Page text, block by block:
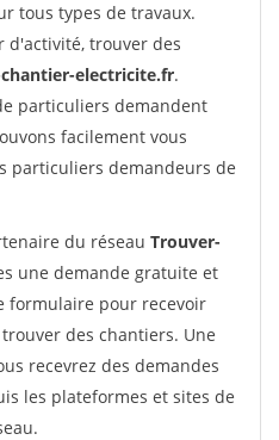
tous types de travaux.
d'activité, trouver des
electricite.fr.
particuliers demandent
facilement vous
particuliers demandeurs de
du réseau Trouver-
une demande gratuite et
formulaire pour recevoir
des chantiers. Une
recevrez des demandes
les plateformes et sites de